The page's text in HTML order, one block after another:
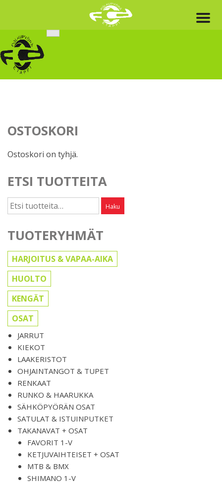
content
OSTOSKORI
Ostoskori on tyhjä.
ETSI TUOTTEITA
Etsi: Haku
TUOTERYHMÄT
HARJOITUS & VAPAA-AIKA
HUOLTO
KENGÄT
OSAT
JARRUT
KIEKOT
LAAKERISTOT
OHJAINTANGOT & TUPET
RENKAAT
RUNKO & HAARUKKA
SÄHKÖPYÖRÄN OSAT
SATULAT & ISTUINPUTKET
TAKANAVAT + OSAT
FAVORIT 1-V
KETJUVAIHTEISET + OSAT
MTB & BMX
SHIMANO 1-V